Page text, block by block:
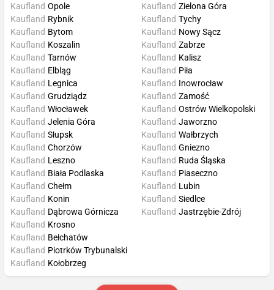
Kaufland Opole
Kaufland Zielona Góra
Kaufland Rybnik
Kaufland Bytom
Kaufland Koszalin
Kaufland Tarnów
Kaufland Tychy
Kaufland Nowy Sącz
Kaufland Zabrze
Kaufland Kalisz
Kaufland Elbląg
Kaufland Legnica
Kaufland Grudziądz
Kaufland Włocławek
Kaufland Piła
Kaufland Inowrocław
Kaufland Zamość
Kaufland Ostrów Wielkopolski
Kaufland Jelenia Góra
Kaufland Słupsk
Kaufland Chorzów
Kaufland Leszno
Kaufland Jaworzno
Kaufland Wałbrzych
Kaufland Gniezno
Kaufland Ruda Śląska
Kaufland Biała Podlaska
Kaufland Chełm
Kaufland Konin
Kaufland Dąbrowa Górnicza
Kaufland Piaseczno
Kaufland Lubin
Kaufland Siedlce
Kaufland Jastrzębie-Zdrój
Kaufland Krosno
Kaufland Bełchatów
Kaufland Piotrków Trybunalski
Kaufland Kołobrzeg